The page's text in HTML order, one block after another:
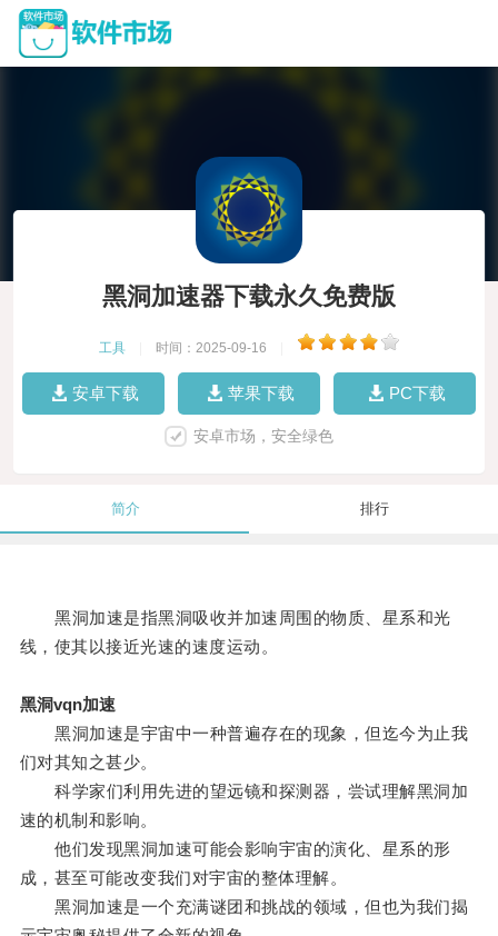
黑洞加速器下载永久免费版
工具 时间：2025-09-16
安卓下载 苹果下载 PC下载
安卓市场，安全绿色
简介 排行
黑洞加速是指黑洞吸收并加速周围的物质、星系和光
线，使其以接近光速的速度运动。
黑洞vqn加速
黑洞加速是宇宙中一种普遍存在的现象，但迄今为止我
们对其知之甚少。
科学家们利用先进的望远镜和探测器，尝试理解黑洞加
速的机制和影响。
他们发现黑洞加速可能会影响宇宙的演化、星系的形
成，甚至可能改变我们对宇宙的整体理解。
黑洞加速是一个充满谜团和挑战的领域，但也为我们揭